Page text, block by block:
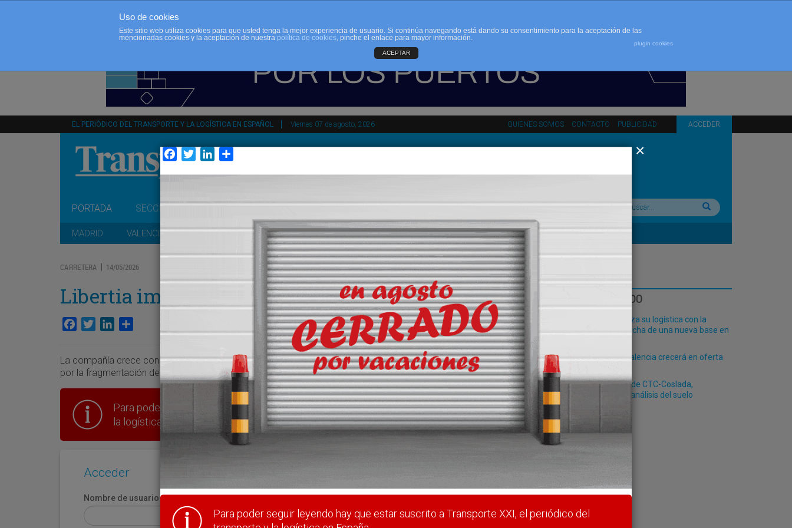
QUIENES SOMOS CONTACTO PUBLICIDAD ACCEDER
EL PERIÓDICO DEL TRANSPORTE Y LA LOGÍSTICA EN ESPAÑOL Viernes 07 de agosto, 2026
PORTADA SECCIONES Buscar:
MADRID VALENCIA CATALUÑA ANDALUCÍA PAÍS VASCO ESPAÑA INTERNACIONAL
CARRETERA 14/05/2026
Libertia impulsa su negocio de grupaje
Facebook
TwitterLinkedIn
La compañía crece con la actividad de carga fraccionada y refuerza su servicio de paletería en un mercado “marcado
por la fragmentación de los flujos logísticos”.
Para poder seguir leyendo hay que estar suscrito a Transporte XXI, el periódico del transporte y
la logística en España.
Acceder
Nombre de usuario Nombre de usuario (elija un nombre)*
LO MÁS LEÍDO
Fribasa refuerza su logística con la
puesta en marcha de una nueva base en
El Puerto de Valencia crecerá en oferta
La ampliación de CTC-Coslada,
pendiente del análisis del suelo
Uso de cookies
Este sitio web utiliza cookies para que usted tenga la mejor experiencia de usuario. Si continúa navegando está dando su consentimiento para la aceptación de las
mencionadas cookies y la aceptación de nuestra política de cookies, pinche el enlace para mayor información.
plugin cookies
ACEPTAR
Facebook
TwitterLinkedIn
Para poder seguir leyendo hay que estar suscrito a Transporte XXI, el periódico del